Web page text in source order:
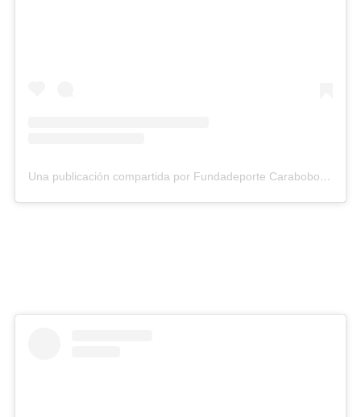
Una publicación compartida por Fundadeporte Carabobo (@fundadeporte)